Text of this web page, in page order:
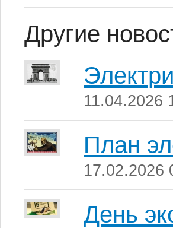
Другие
11.04.2026
План
17.02.2026
День